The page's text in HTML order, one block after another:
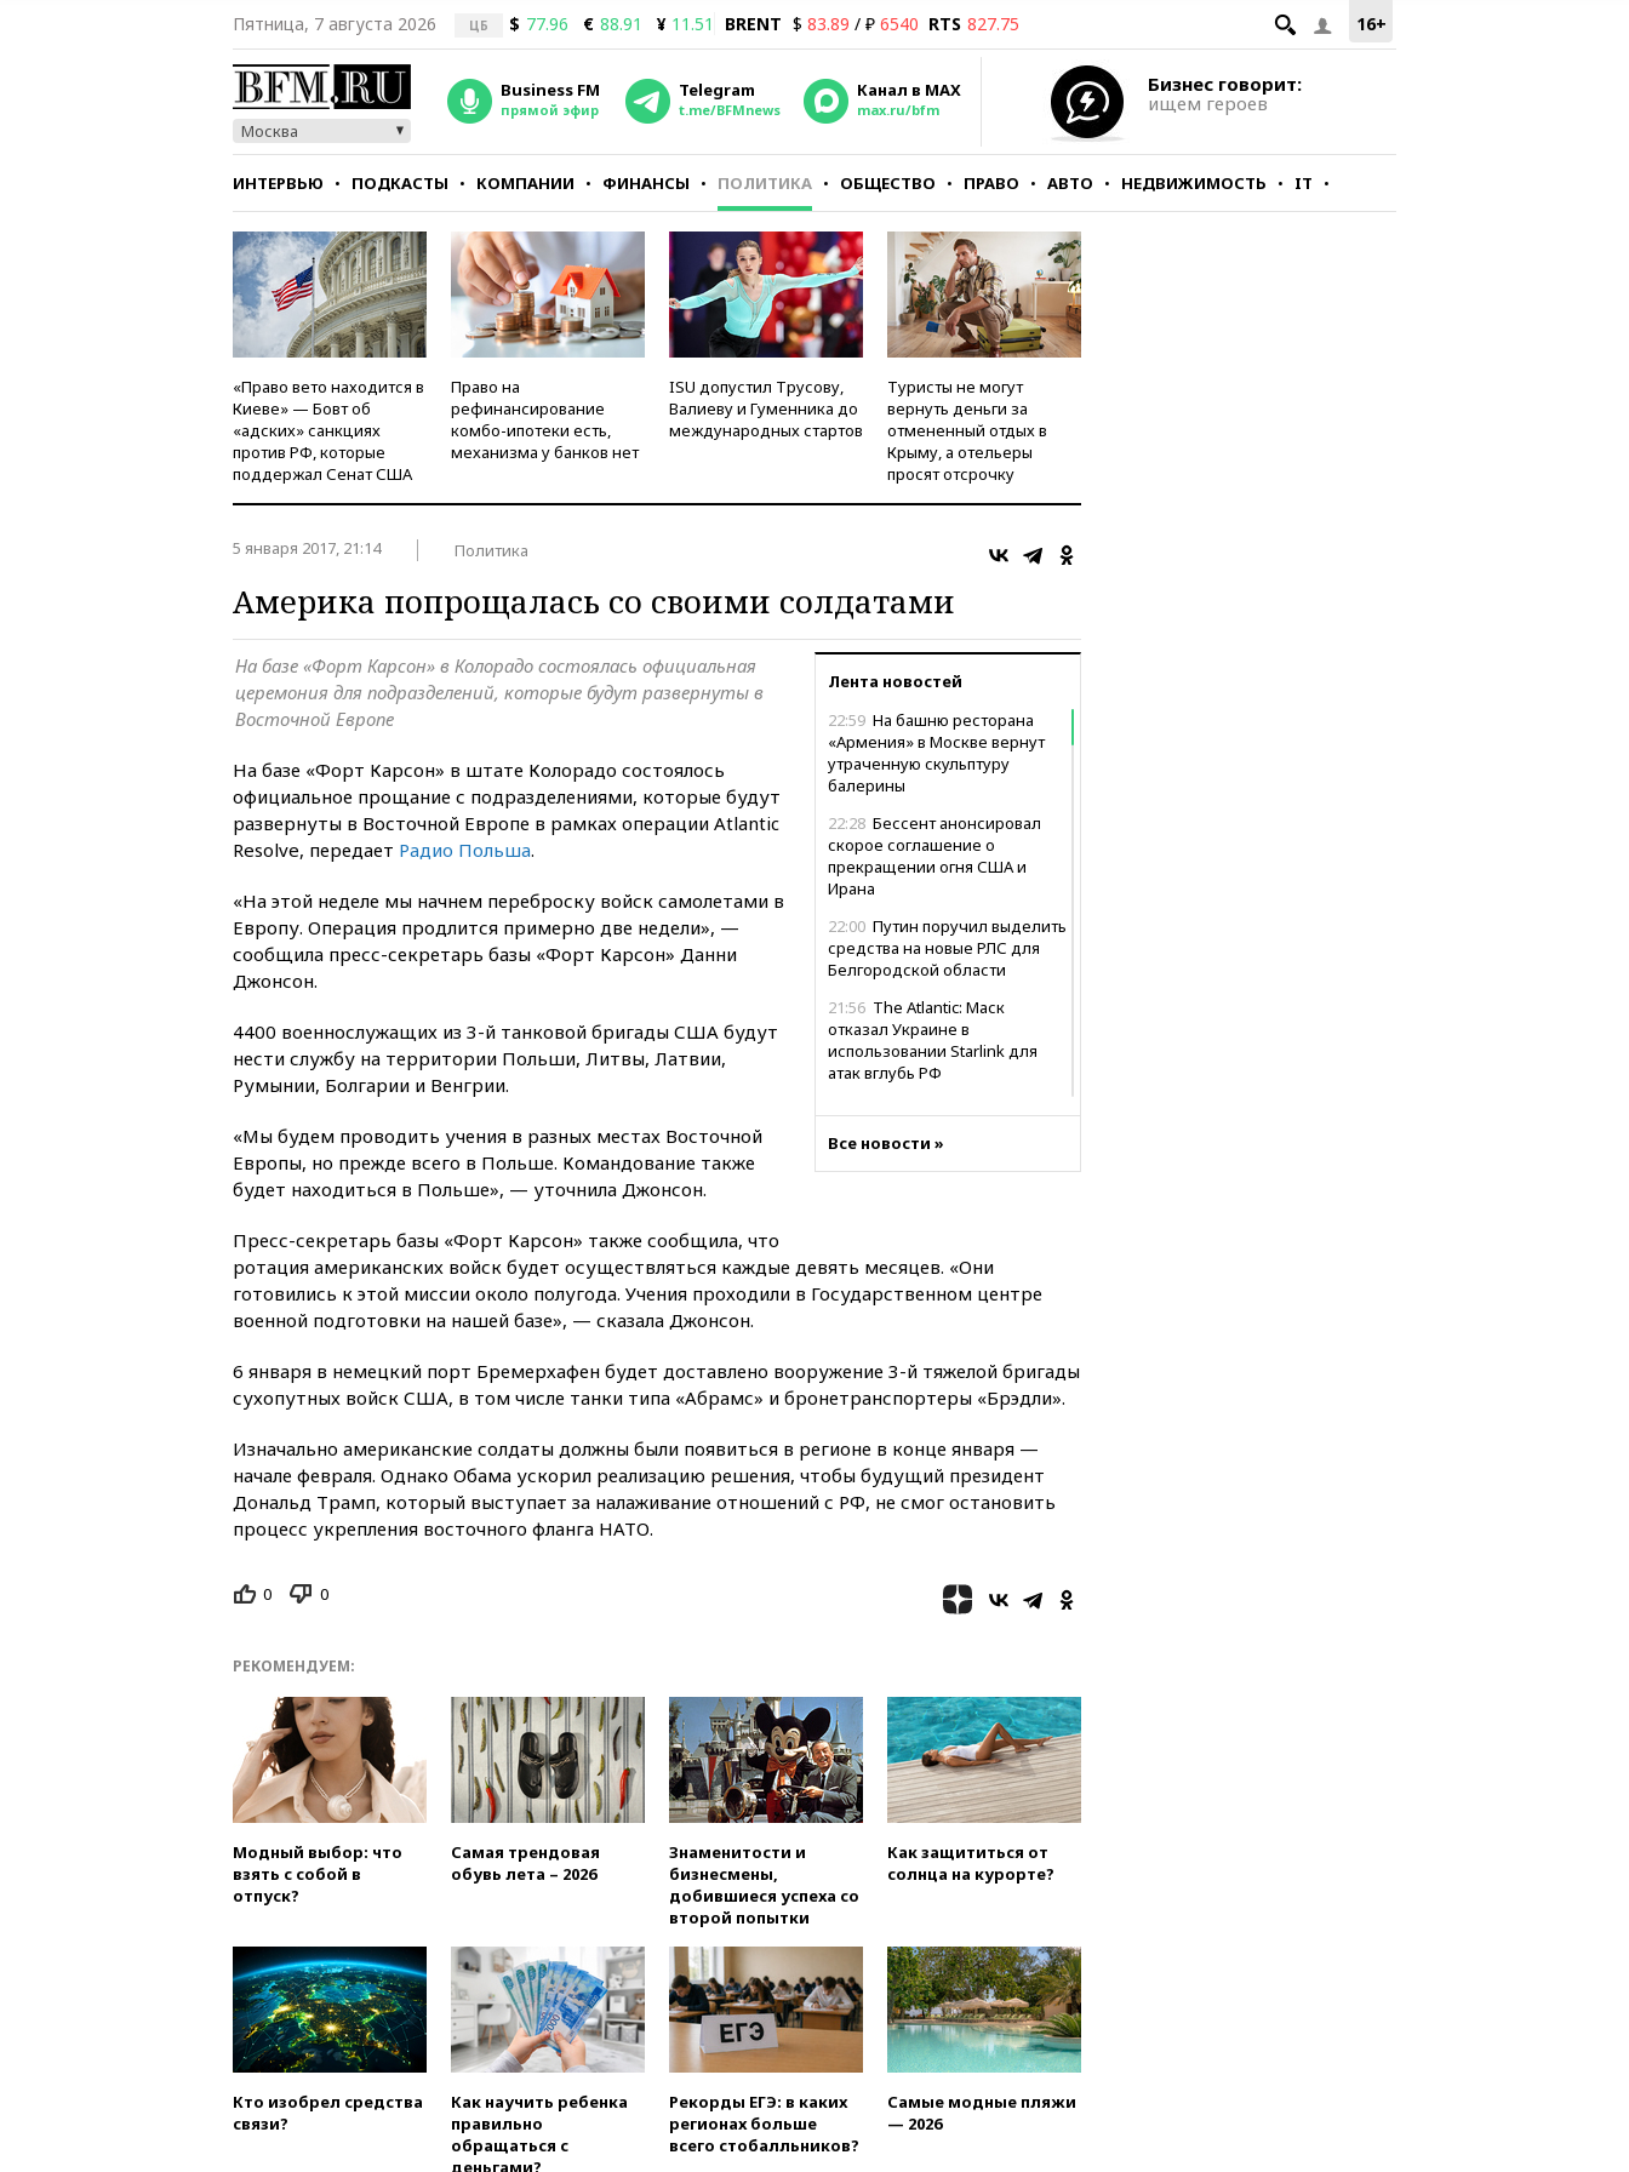
16+
Пятница, 7 августа 2026 ЦБ $ 77.96 € 88.91 ¥ 11.51 BRENT $ 83.89 / ₽ 6540 RTS 827.75
Москва
Business FM
прямой эфир
Telegram
t.me/BFMnews
Канал в MAX
max.ru/bfm
Бизнес говорит:
ищем героев
ИНТЕРВЬЮ ПОДКАСТЫ КОМПАНИИ ФИНАНСЫ ПОЛИТИКА ОБЩЕСТВО ПРАВО АВТО НЕДВИЖИМОСТЬ IT
СТИЛЬ ТЕСТЫ
«Право вето находится в
Киеве» — Бовт об
«адских» санкциях
против РФ, которые
поддержал Сенат США
Право на
рефинансирование
комбо-ипотеки есть,
механизма у банков нет
ISU допустил Трусову,
Валиеву и Гуменника до
международных стартов
Туристы не могут
вернуть деньги за
отмененный отдых в
Крыму, а отельеры
просят отсрочку
5 января 2017, 21:14 Политика
Америка попрощалась со своими солдатами
Лента новостей
22:59 На башню ресторана
«Армения» в Москве вернут
утраченную скульптуру
балерины
22:28 Бессент анонсировал
скорое соглашение о
прекращении огня США и
Ирана
22:00 Путин поручил выделить
средства на новые РЛС для
Белгородской области
21:56 The Atlantic: Маск
отказал Украине в
использовании Starlink для
атак вглубь РФ
уголовное дело
21:15Пентагон опубликовал
Польшей скопилось свыше 6,5
тысячи грузовиков
«Интервидение» точно
пройдет в 2026 году
20:45
ПВО за день сбила еще
Велосипедист погиб при
атаке FPV-дрона в
заочно арестовали по делу о
финансировании
экстремизма
20:20
Суд США постановил
остановить строительство
бального зала в Белом доме
Сенат США одобрил
ужесточение санкций против
России и Ирана
20:00
СК возбудил дело
против журналистки Катерины
Гордеевой о фейках о ВС
России
ISU предоставил
нейтральный статус
Трусовой
19:35
Все новости »
На базе «Форт Карсон» в Колорадо состоялась официальная
церемония для подразделений, которые будут развернуты в
Восточной Европе
На базе «Форт Карсон» в штате Колорадо состоялось
официальное прощание с подразделениями, которые будут
развернуты в Восточной Европе в рамках операции Atlantic
Resolve, передает Радио Польша.
«На этой неделе мы начнем переброску войск самолетами в
Европу. Операция продлится примерно две недели», —
сообщила пресс-секретарь базы «Форт Карсон» Данни
Джонсон.
4400 военнослужащих из 3-й танковой бригады США будут
нести службу на территории Польши, Литвы, Латвии,
Румынии, Болгарии и Венгрии.
«Мы будем проводить учения в разных местах Восточной
Европы, но прежде всего в Польше. Командование также
будет находиться в Польше», — уточнила Джонсон.
Пресс-секретарь базы «Форт Карсон» также сообщила, что
ротация американских войск будет осуществляться каждые девять месяцев. «Они
готовились к этой миссии около полугода. Учения проходили в Государственном центре
военной подготовки на нашей базе», — сказала Джонсон.
6 января в немецкий порт Бремерхафен будет доставлено вооружение 3-й тяжелой бригады
сухопутных войск США, в том числе танки типа «Абрамс» и бронетранспортеры «Брэдли».
Изначально американские солдаты должны были появиться в регионе в конце января —
начале февраля. Однако Обама ускорил реализацию решения, чтобы будущий президент
Дональд Трамп, который выступает за налаживание отношений с РФ, не смог остановить
процесс укрепления восточного фланга НАТО.
0 0
РЕКОМЕНДУЕМ:
Модный выбор: что
взять с собой в
отпуск?
Самая трендовая
обувь лета – 2026
Знаменитости и
бизнесмены,
добившиеся успеха со
второй попытки
Как защититься от
солнца на курорте?
Кто изобрел средства
связи?
Как научить ребенка
правильно
обращаться с
деньгами?
Рекорды ЕГЭ: в каких
регионах больше
всего стобалльников?
Самые модные пляжи
— 2026